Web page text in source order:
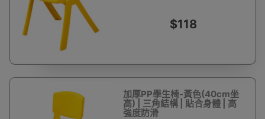
$118
加厚PP學生椅-黃色(40cm坐
高) | 三角結構 | 貼合身體 | 高
強度防滑